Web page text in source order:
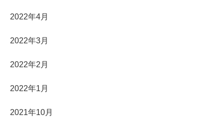
2022年4月
2022年3月
2022年2月
2022年1月
2021年10月